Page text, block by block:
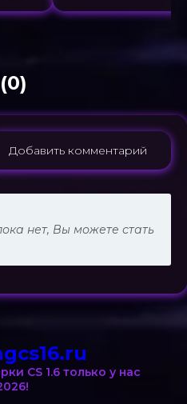
Добавить комментарий
нет, Вы можете стать
CS 1.6 только у нас